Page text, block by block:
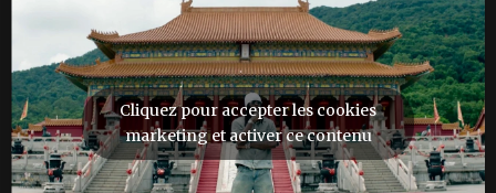
Cliquez pour accepter les cookies
marketing et activer ce contenu